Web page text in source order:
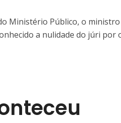
Ministério Público, o
a nulidade do júri por